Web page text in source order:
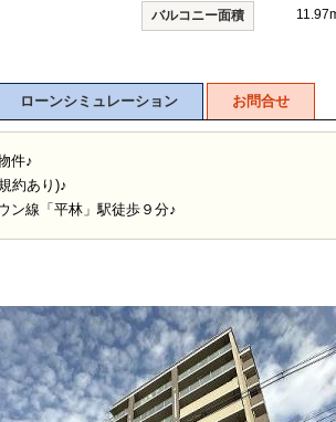
バルコニー面積
ローンシミュレーション お問合せ
件♪
約あり)♪
ン線「平林」駅徒歩９分♪